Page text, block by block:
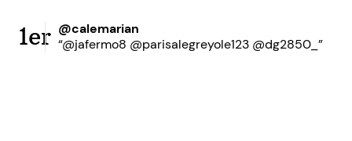
1er @calemarian
“@jafermo8 @parisalegreyole123 @dg2850_”